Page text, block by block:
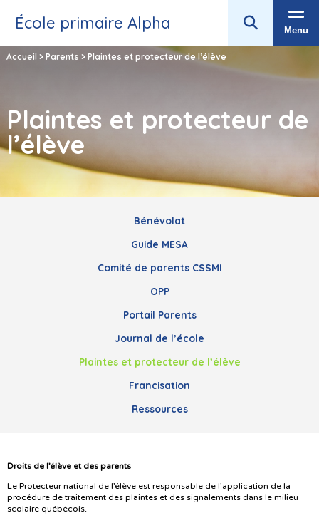
École primaire Alpha Menu
Accueil > Parents > Plaintes et protecteur de l’élève
Plaintes et protecteur de
l’élève
Bénévolat
Guide MESA
Comité de parents CSSMI
OPP
Portail Parents
Journal de l’école
Plaintes et protecteur de l’élève
Francisation
Ressources
Droits de l’élève et des parents
Le Protecteur national de l’élève est responsable de l’application de la
procédure de traitement des plaintes et des signalements dans le milieu
scolaire québécois.